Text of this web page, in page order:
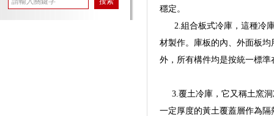
穩定。
2.組合板式冷庫，這種冷庫
材製作。庫板的內、外面板
外，所有構件均是按統一
3.覆土冷庫，它又稱土窯洞
一定厚度的黃土覆蓋層作為